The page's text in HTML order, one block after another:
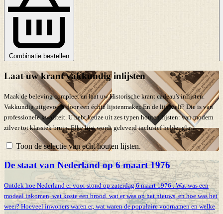
Combinatie bestellen
Laat uw krant vakkundig inlijsten
Maak de beleving compleet en laat uw Historische krant cadeau's inlijsten.
Vakkundig uitgevoerd door een échte lijstenmaker. En de lijst zelf? Die is van
professionele kwaliteit. U hebt keuze uit zes typen houten lijsten: van modern
zilver tot klassiek bruin. Elke lijst wordt geleverd inclusief helder glas.
Toon de selectie van echt houten lijsten.
De staat van Nederland op 6 maart 1976
Ontdek hoe Nederland er voor stond op zaterdag 6 maart 1976 . Wat was een
modaal inkomen, wat koste een brood, wat er was op het nieuws, en hoe was het
weer? Hoeveel inwoners waren er, wat waren de populaire voornamen en welke